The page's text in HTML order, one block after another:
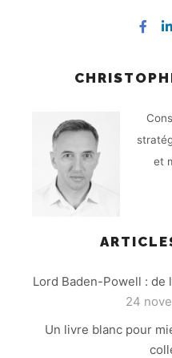
et
Lord Baden-Powell : de
24
Un livre blanc pour